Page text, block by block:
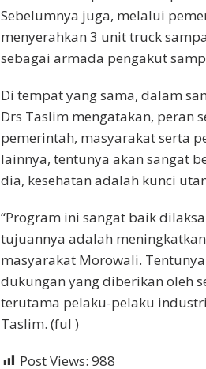
Sebelumnya juga, melalui
menyerahkan 3 unit truck
sebagai armada pengakut
Di tempat yang sama, dalam
Drs Taslim mengatakan, peran
pemerintah, masyarakat serta
lainnya, tentunya akan sangat
dia, kesehatan adalah kunci
“Program ini sangat baik
tujuannya adalah
masyarakat Morowali.
dukungan yang diberikan oleh
terutama pelaku-pelaku
Taslim. (ful )
Post Views: 988